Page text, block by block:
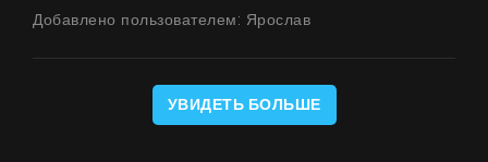
Продукты
О нас
Добавлено пользователем: Ярослав
УВИДЕТЬ БОЛЬШЕ